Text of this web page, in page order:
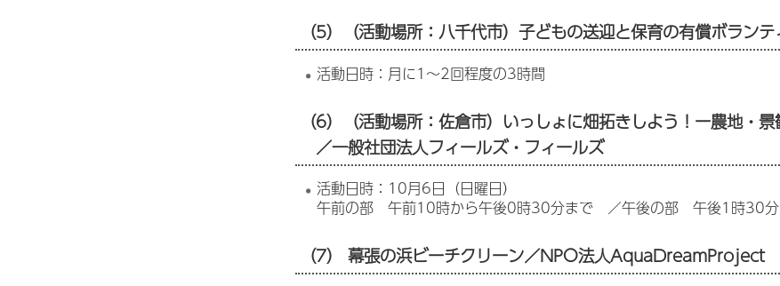
（5）（活動場所：八千代市）子どもの送迎と保育の有償ボラン
活動日時：月に1～2回程度の3時間
（6）（活動場所：佐倉市）いっしょに畑拓きしよう！ー農地・
／一般社団法人フィールズ・フィールズ
活動日時：10月6日（日曜日）
午前の部 午前10時から午後0時30分まで ／午後の部 午後1時30
（7） 幕張の浜ビーチクリーン／NPO法人AquaDreamProject